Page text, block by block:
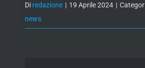
Di redazione | 19 Aprile 2024 |
news